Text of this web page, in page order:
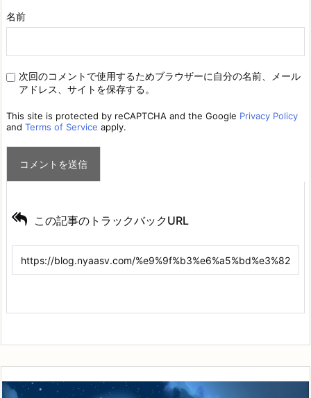
名前
次回のコメントで使用するためブラウザーに自分の名前、メール
アドレス、サイトを保存する。
This site is protected by reCAPTCHA and the Google Privacy Policy
and Terms of Service apply.
この記事のトラックバックURL